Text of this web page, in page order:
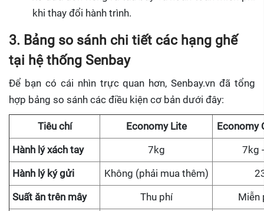
khi thay đổi hành trình.
3. Bảng so sánh chi tiết các hạng ghế
tại hệ thống Senbay
Để bạn có cái nhìn trực quan hơn, Senbay.vn đã tổng
hợp bảng so sánh các điều kiện cơ bản dưới đây:
Tiêu chí Economy Lite Economy
Hành lý xách tay 7kg 7kg
Hành lý ký gửi Không (phải mua thêm)
Suất ăn trên mây Thu phí Miễn